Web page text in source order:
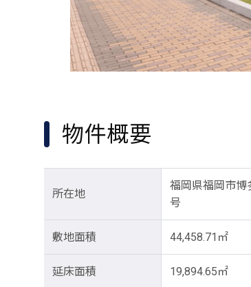
物件概要
所在地
福岡県福岡市博
号
敷地面積 44,458.71㎡
延床面積 19,894.65㎡